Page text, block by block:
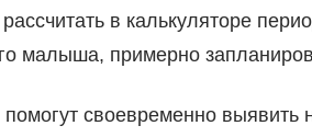
в калькуляторе
малыша, примерно
своевременно выявить